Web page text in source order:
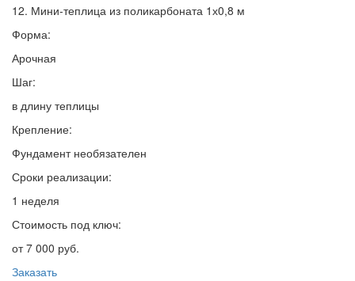
12. Мини-теплица из поликарбоната 1х0,8 м
Форма:
Арочная
Шаг:
в длину теплицы
Крепление:
Фундамент необязателен
Сроки реализации:
1 неделя
Стоимость под ключ:
от 7 000 руб.
Заказать